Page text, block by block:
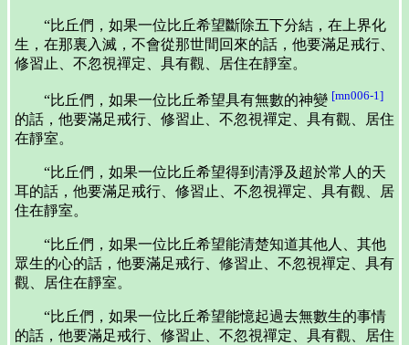
“比丘們，如果一位比丘希望斷除五下分結，在上界化
生，在那裏入滅，不會從那世間回來的話，他要滿足戒行、
修習止、不忽視禪定、具有觀、居住在靜室。
“比丘們，如果一位比丘希望具有無數的神變 [mn006-1]
的話，他要滿足戒行、修習止、不忽視禪定、具有觀、居住
在靜室。
“比丘們，如果一位比丘希望得到清淨及超於常人的天
耳的話，他要滿足戒行、修習止、不忽視禪定、具有觀、居
住在靜室。
“比丘們，如果一位比丘希望能清楚知道其他人、其他
眾生的心的話，他要滿足戒行、修習止、不忽視禪定、具有
觀、居住在靜室。
“比丘們，如果一位比丘希望能憶起過去無數生的事情
的話，他要滿足戒行、修習止、不忽視禪定、具有觀、居住